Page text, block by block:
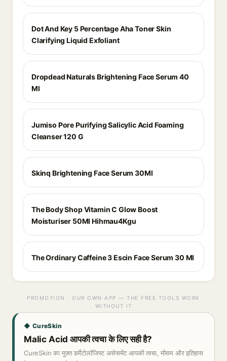
Dot And Key 5 Percentage Aha Toner Skin
Clarifying Liquid Exfoliant
Dropdead Naturals Brightening Face Serum 40
Ml
Jumiso Pore Purifying Salicylic Acid Foaming
Cleanser 120 G
Skinq Brightening Face Serum 30Ml
The Body Shop Vitamin C Glow Boost
Moisturiser 50Ml Hihmau4Kgu
The Ordinary Caffeine 3 Escin Face Serum 30 Ml
PROMOTION · OUR OWN APP — THE FREE TOOLS WORK
WITHOUT IT
◆ CureSkin
Malic Acid आपकी त्वचा के लिए सही है?
CureSkin का मुफ़्त डर्मेटोलॉजिस्ट असेसमेंट आपकी त्वचा, मौसम और इतिहास